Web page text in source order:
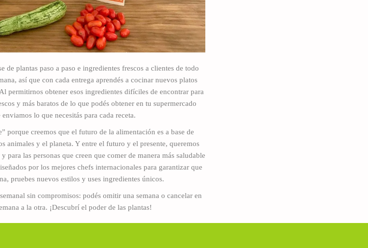
de plantas paso a paso e ingredientes frescos a clientes de todo
así que con cada entrega aprendés a cocinar nuevos platos
permitirnos obtener esos ingredientes difíciles de encontrar para
y más baratos de lo que podés obtener en tu supermercado
lo que necesitás para cada receta.
porque creemos que el futuro de la alimentación es a base de
animales y el planeta. Y entre el futuro y el presente, queremos
para las personas que creen que comer de manera más saludable
por los mejores chefs internacionales para garantizar que
pruebes nuevos estilos y uses ingredientes únicos.
sin compromisos: podés omitir una semana o cancelar en
a la otra. ¡Descubrí el poder de las plantas!